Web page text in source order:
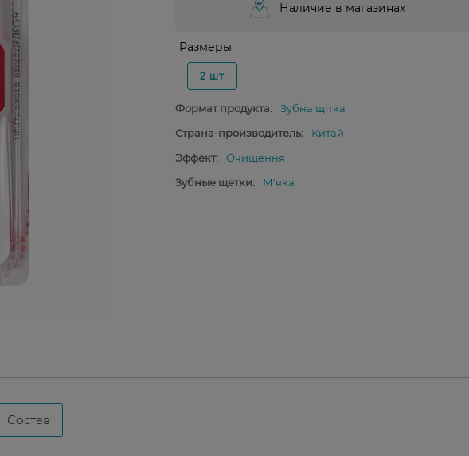
Наличие в магазинах
Размеры
2 шт
Формат продукта:
Зубна щітка
Страна-производитель:
Китай
Эффект:
Очищення
Зубные щетки:
М'яка
Состав